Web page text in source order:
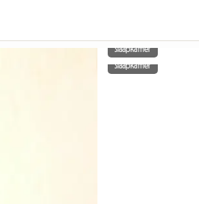
Slaapkamer
Slaapkamer